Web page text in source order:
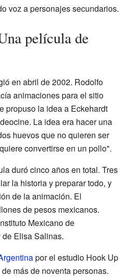
voz a personajes secundarios.
película de
en abril de 2002. Rodolfo
animaciones para el sitio
propuso la idea a Eckehardt
La idea era hacer una
huevos que no quieren ser
convertirse en un pollo".
duró cinco años en total. Tres
la historia y preparar todo, y
de la animación. El
de pesos mexicanos.
Mexicano de
Elisa Salinas.
por el estudio Hook Up
más de noventa personas.